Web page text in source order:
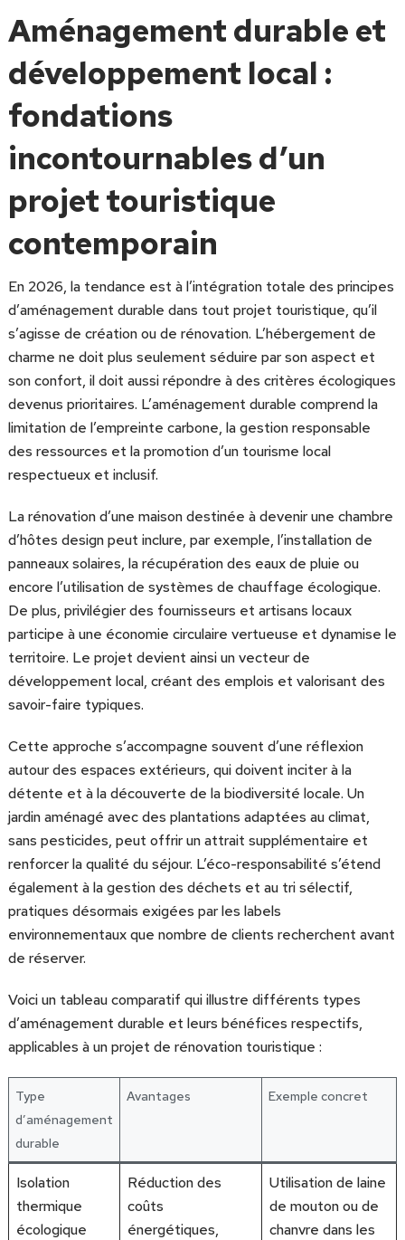
Aménagement durable et
développement local :
fondations
incontournables d’un
projet touristique
contemporain
En 2026, la tendance est à l’intégration totale des principes
d’aménagement durable dans tout projet touristique, qu’il
s’agisse de création ou de rénovation. L’hébergement de
charme ne doit plus seulement séduire par son aspect et
son confort, il doit aussi répondre à des critères écologiques
devenus prioritaires. L’aménagement durable comprend la
limitation de l’empreinte carbone, la gestion responsable
des ressources et la promotion d’un tourisme local
respectueux et inclusif.
La rénovation d’une maison destinée à devenir une chambre
d’hôtes design peut inclure, par exemple, l’installation de
panneaux solaires, la récupération des eaux de pluie ou
encore l’utilisation de systèmes de chauffage écologique.
De plus, privilégier des fournisseurs et artisans locaux
participe à une économie circulaire vertueuse et dynamise le
territoire. Le projet devient ainsi un vecteur de
développement local, créant des emplois et valorisant des
savoir-faire typiques.
Cette approche s’accompagne souvent d’une réflexion
autour des espaces extérieurs, qui doivent inciter à la
détente et à la découverte de la biodiversité locale. Un
jardin aménagé avec des plantations adaptées au climat,
sans pesticides, peut offrir un attrait supplémentaire et
renforcer la qualité du séjour. L’éco-responsabilité s’étend
également à la gestion des déchets et au tri sélectif,
pratiques désormais exigées par les labels
environnementaux que nombre de clients recherchent avant
de réserver.
Voici un tableau comparatif qui illustre différents types
d’aménagement durable et leurs bénéfices respectifs,
applicables à un projet de rénovation touristique :
Type
d’aménagement
durable
Avantages Exemple concret
Isolation
thermique
écologique
Réduction des
coûts
énergétiques,
Utilisation de laine
de mouton ou de
chanvre dans les